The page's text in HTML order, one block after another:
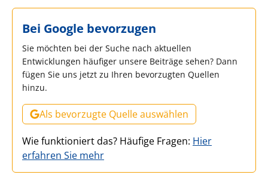
Bei Google bevorzugen
Sie möchten bei der Suche nach aktuellen
Entwicklungen häufiger unsere Beiträge sehen? Dann
fügen Sie uns jetzt zu Ihren bevorzugten Quellen
hinzu.
Als bevorzugte Quelle auswählen
Wie funktioniert das? Häufige Fragen: Hier
erfahren Sie mehr